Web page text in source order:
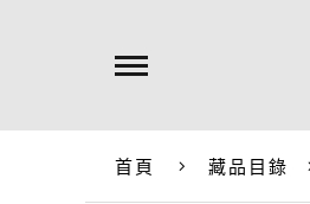
首頁 藏品目錄